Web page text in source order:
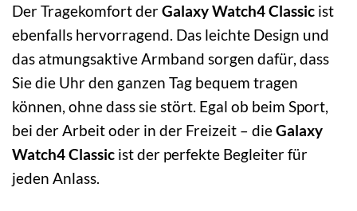
Der Tragekomfort derGalaxy Watch4 Classic ist
ebenfalls hervorragend. Das leichte Design und
das atmungsaktive Armband sorgen dafür, dass
Sie die Uhr den ganzen Tag bequem tragen
können, ohne dass sie stört. Egal ob beim Sport,
bei der Arbeit oder in der Freizeit – dieGalaxy
Watch4 Classic ist der perfekte Begleiter für
jeden Anlass.